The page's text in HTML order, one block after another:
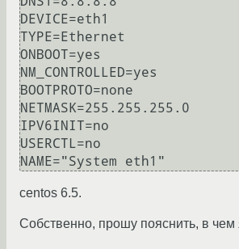
DEVICE=eth1
TYPE=Ethernet
ONBOOT=yes
NM_CONTROLLED=yes
BOOTPROTO=none
NETMASK=255.255.255.0
IPV6INIT=no
USERCTL=no
NAME="System eth1"
centos 6.5.
Собственно, прошу пояснить, в чем